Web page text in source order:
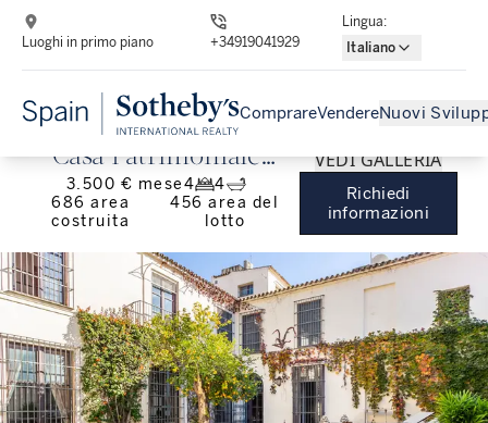
Luoghi in primo piano +34919041929
Lingua:
Italiano
ComprareVendereNuovi
Casa Patrimoniale
restaurata con comfort
moderni nel quartiere
storico.
3.500 € mese4
4
686 area
costruita
456 area del
lotto
VEDI GALLERIA
Richiedi
informazioni